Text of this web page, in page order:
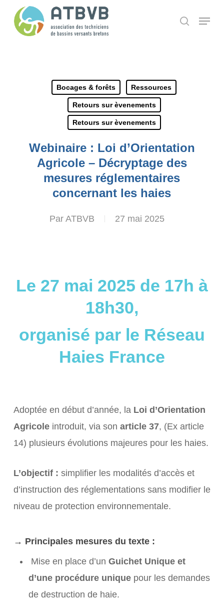
search
Menu
Bocages & forêts Ressources
Retours sur èvenements
Retours sur èvenements
Webinaire : Loi d’Orientation
Agricole – Décryptage des
mesures réglementaires
concernant les haies
Par ATBVB 27 mai 2025
Le 27 mai 2025 de 17h à
18h30,
organisé par le Réseau
Haies France
Adoptée en début d’année, la Loi d’Orientation
Agricoleintroduit, via son article 37, (Ex article
14) plusieurs évolutions majeures pour les haies.
L’objectif : simplifier les modalités d’accès et
d’instruction des réglementations sans modifier le
niveau de protection environnementale.
→ Principales mesures du texte :
Mise en place d’un Guichet Unique et
d’une procédure uniquepour les demandes
de destruction de haie.
Panneau de gestion des cookies